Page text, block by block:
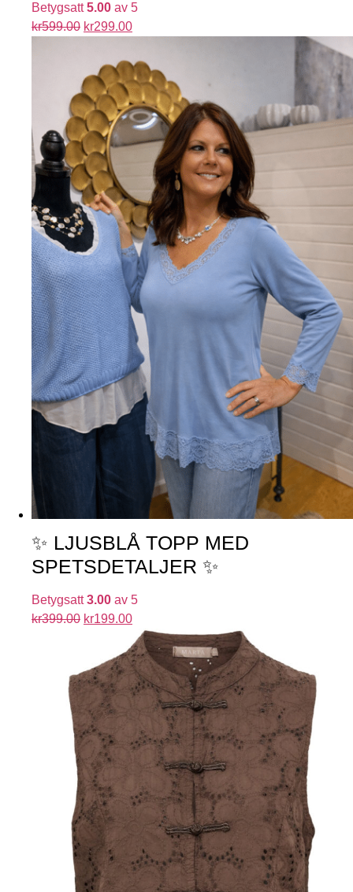
Betygsatt5.00 av 5
kr599.00 kr299.00
✨ LJUSBLÅ TOPP MED
SPETSDETALJER ✨
Betygsatt3.00 av 5
kr399.00 kr199.00